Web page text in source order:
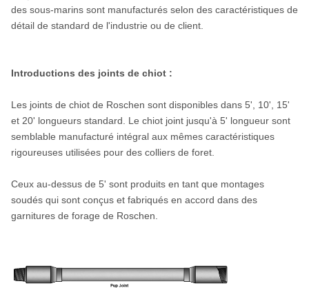
des sous-marins sont manufacturés selon des caractéristiques de
détail de standard de l'industrie ou de client.
Introductions des joints de chiot :
Les joints de chiot de Roschen sont disponibles dans 5', 10', 15'
et 20' longueurs standard. Le chiot joint jusqu'à 5' longueur sont
semblable manufacturé intégral aux mêmes caractéristiques
rigoureuses utilisées pour des colliers de foret.
Ceux au-dessus de 5' sont produits en tant que montages
soudés qui sont conçus et fabriqués en accord dans des
garnitures de forage de Roschen.